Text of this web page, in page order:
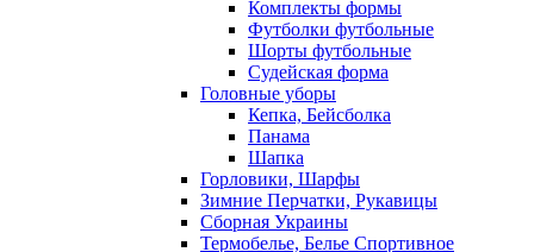
Комплекты формы
Футболки футбольные
Шорты футбольные
Судейская форма
Головные уборы
Кепка, Бейсболка
Панама
Шапка
Горловики, Шарфы
Зимние Перчатки, Рукавицы
Сборная Украины
Термобелье, Белье Спортивное